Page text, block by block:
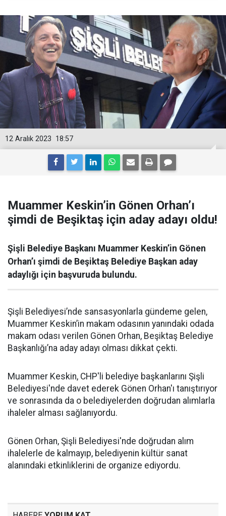
18:57
12 Aralık 2023
Muammer Keskin’in Gönen Orhan’ı
şimdi de Beşiktaş için aday adayı oldu!
Şişli Belediye Başkanı Muammer Keskin’in Gönen
Orhan’ı şimdi de Beşiktaş Belediye Başkan aday
adaylığı için başvuruda bulundu.
Şişli Belediyesi’nde sansasyonlarla gündeme gelen,
Muammer Keskin’in makam odasının yanındaki odada
makam odası verilen Gönen Orhan, Beşiktaş Belediye
Başkanlığı’na aday adayı olması dikkat çekti.
Muammer Keskin, CHP'li belediye başkanlarını Şişli
Belediyesi'nde davet ederek Gönen Orhan'ı tanıştırıyor
ve sonrasında da o belediyelerden doğrudan alımlarla
ihaleler alması sağlanıyordu.
Gönen Orhan, Şişli Belediyesi'nde doğrudan alım
ihalelerle de kalmayıp, belediyenin kültür sanat
alanındaki etkinliklerini de organize ediyordu.